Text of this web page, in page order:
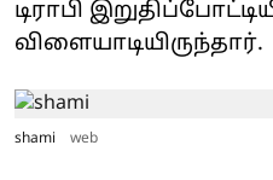
டிராபி
விளையாடியிருந்தார்.
shami web